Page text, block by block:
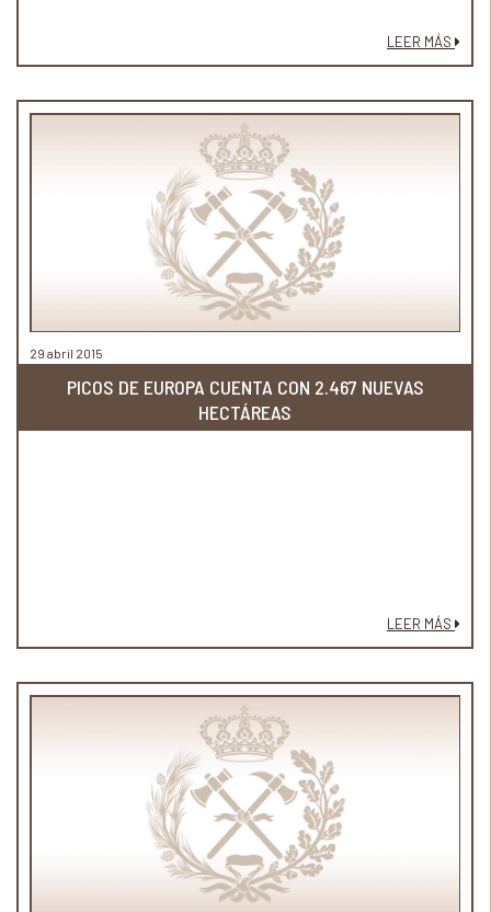
LEER MÁS
29 abril 2015
PICOS DE EUROPA CUENTA CON 2.467 NUEVAS
HECTÁREAS
LEER MÁS